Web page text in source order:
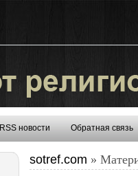
RSS новости Обратная связь
sotref.com »